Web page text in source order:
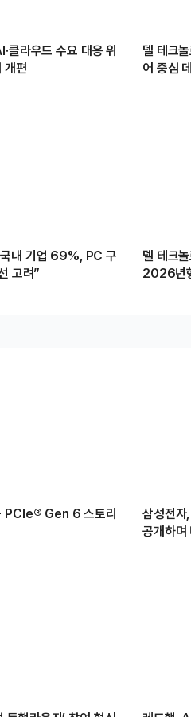
클라우드 수요 대응 위
개편
델 테크
어 중심
내 기업 69%, PC 구
고려”
델 테크
2026년
PCIe® Gen 6 스토리
삼성전
공개하며